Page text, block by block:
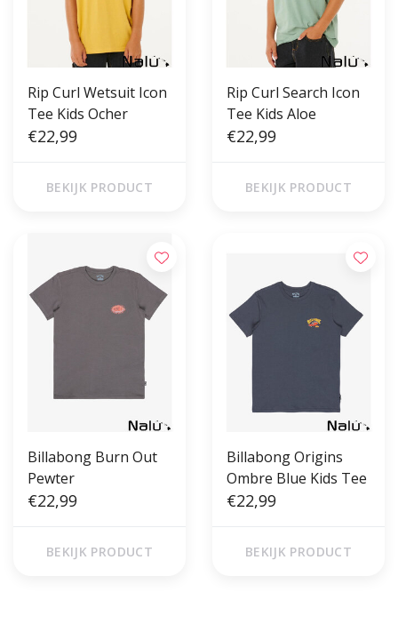
Rip Curl Wetsuit Icon
Tee Kids Ocher
€22,99
BEKIJK PRODUCT
Rip Curl Search Icon
Tee Kids Aloe
€22,99
BEKIJK PRODUCT
Billabong Burn Out
Pewter
€22,99
BEKIJK PRODUCT
Billabong Origins
Ombre Blue Kids Tee
€22,99
BEKIJK PRODUCT